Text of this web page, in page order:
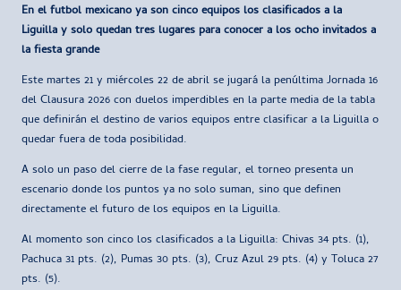
En el futbol mexicano ya son cinco equipos los clasificados a la
Liguilla y solo quedan tres lugares para conocer a los ocho invitados a
la fiesta grande
Este martes 21 y miércoles 22 de abril se jugará la penúltima Jornada 16
del Clausura 2026 con duelos imperdibles en la parte media de la tabla
que definirán el destino de varios equipos entre clasificar a la Liguilla o
quedar fuera de toda posibilidad.
A solo un paso del cierre de la fase regular, el torneo presenta un
escenario donde los puntos ya no solo suman, sino que definen
directamente el futuro de los equipos en la Liguilla.
Al momento son cinco los clasificados a la Liguilla: Chivas 34 pts. (1),
Pachuca 31 pts. (2), Pumas 30 pts. (3), Cruz Azul 29 pts. (4) y Toluca 27
pts. (5).